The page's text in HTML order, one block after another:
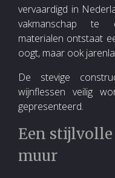
vervaardigd in
vakmanschap te
materialen ontstaat
oogt, maar ook
De stevige
wijnflessen veilig
gepresenteerd.
Een
muur